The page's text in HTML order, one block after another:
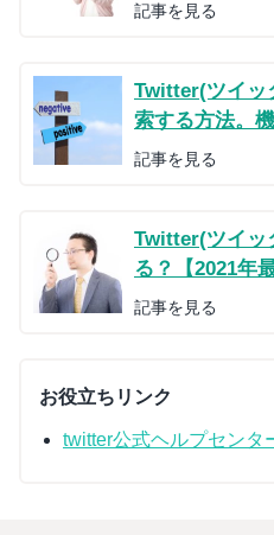
記事を見る
Twitter(ツイッ
索する方法。
記事を見る
Twitter(ツイッ
る？【2021年最
記事を見る
お役立ちリンク
twitter公式ヘルプセンタ